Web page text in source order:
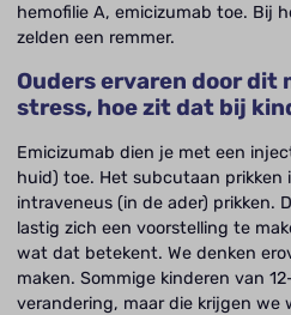
hemofilie A, emicizumab toe. Bij
zelden een remmer.
Ouders ervaren door dit
stress, hoe zit dat bij
Emicizumab dien je met een
huid) toe. Het subcutaan prikken
intraveneus (in de ader) prikken.
lastig zich een voorstelling te
wat dat betekent. We denken
maken. Sommige kinderen van
verandering, maar die krijgen we